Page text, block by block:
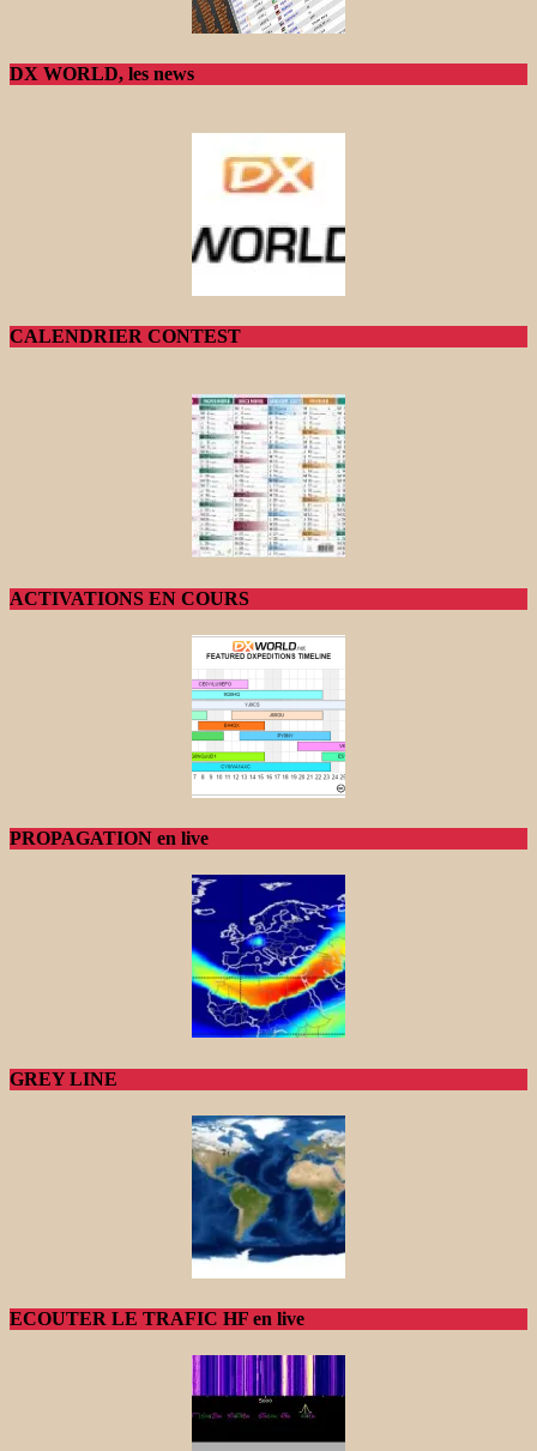
DX WORLD, les news
CALENDRIER CONTEST
ACTIVATIONS EN COURS
PROPAGATION en live
GREY LINE
ECOUTER LE TRAFIC HF en live